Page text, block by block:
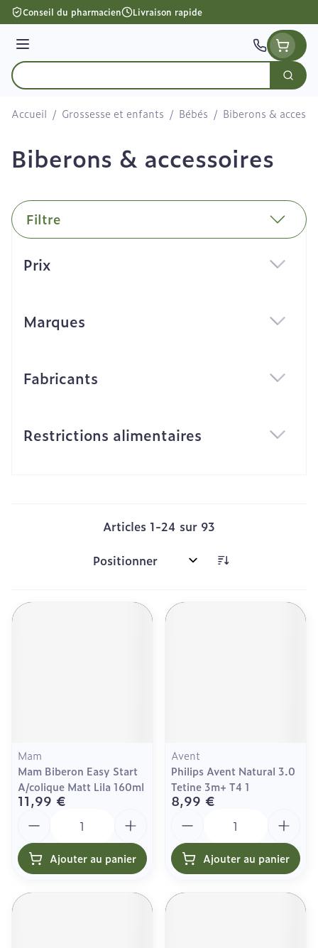
Aller au contenu
Conseil du pharmacien Livraison rapide
Menu
Rechercher
Accueil / Grossesse et enfants / Bébés / Biberons &
Biberons & accessoires
Filtre
Prix
Marques
Fabricants
Restrictions alimentaires
Articles 1-24 sur 93
Trier par:
Mam
Mam Biberon Easy Start
A/colique Matt Lila 160ml
11,99 €
Ajouter au panier
Avent
Philips Avent Natural 3.0
Tetine 3m+ T4 1
8,99 €
Ajouter au panier